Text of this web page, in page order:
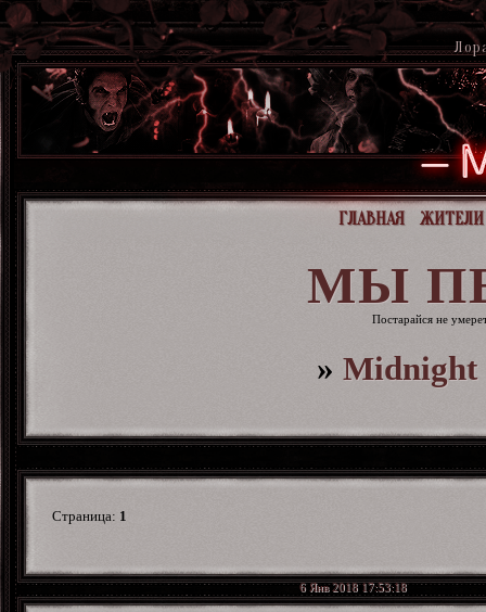
ГЛАВНАЯ ЖИТЕЛИ
МЫ
Постарайся не
» Midnight
Страница: 1
6 Янв 2018 17:53:18